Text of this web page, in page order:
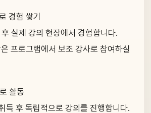
경험 쌓기
실제 강의 현장에서 경험합니다.
프로그램에서 보조 강사로 참여하실
활동
득 후 독립적으로 강의를 진행합니다.